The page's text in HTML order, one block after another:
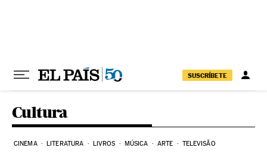
SUSCRÍBETE
Cultura
CINEMA LITERATURA LIVROS MÚSICA ARTE TELEVISÃO